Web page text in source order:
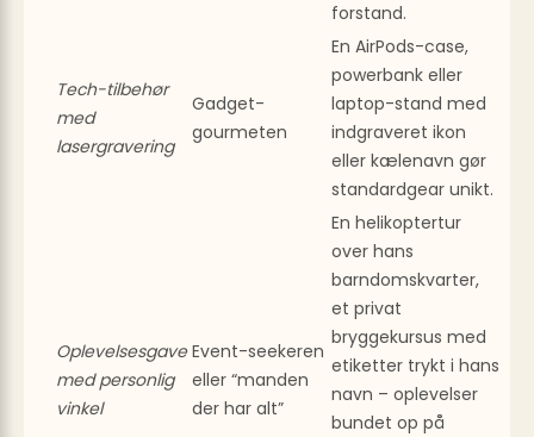
forstand.
Tech-tilbehør
med
lasergravering
Gadget-
gourmeten
En AirPods-case,
powerbank eller
laptop-stand med
indgraveret ikon
eller kælenavn gør
standardgear unikt.
Oplevelsesgave
med personlig
vinkel
Event-seekeren
eller “manden
der har alt”
En helikoptertur
over hans
barndoms­kvarter,
et privat
bryggekursus med
etiketter trykt i hans
navn – oplevelser
bundet op på